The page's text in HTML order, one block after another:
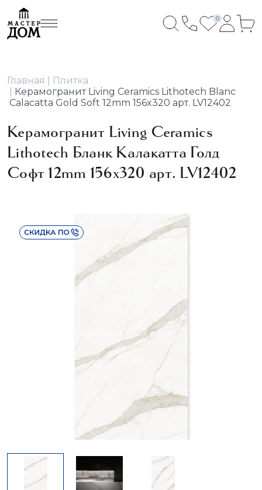
0
Главная
Плитка
Керамогранит Living Ceramics Lithotech Blanc
Calacatta Gold Soft 12mm 156x320 арт. LV12402
Керамогранит Living Ceramics
Lithotech Бланк Калакатта Голд
Софт 12mm 156x320 арт. LV12402